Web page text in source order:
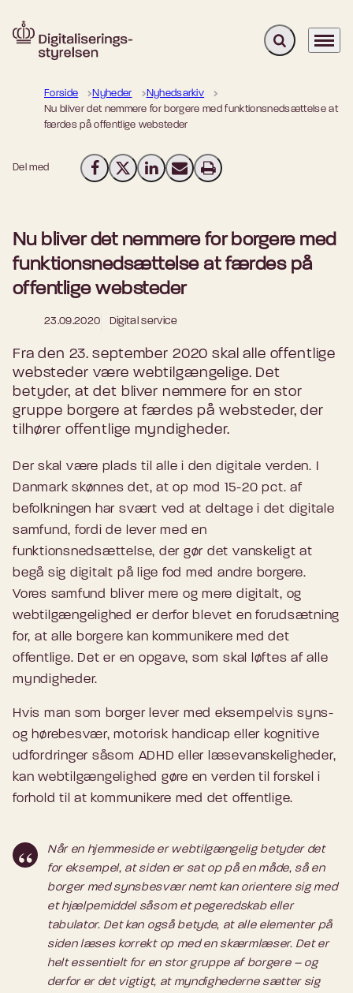
Gå til forsiden Fold søgefelt
Menu
Forside Nyheder
Nyhedsarkiv
Nu bliver det nemmere for borgere med funktionsnedsættelse at
færdes på offentlige websteder
Del med Del på Facebook
Del på X (Twitter)
Del på LinkedIn
Send email
Print
Nu bliver det nemmere for borgere med
funktionsnedsættelse at færdes på
offentlige websteder
23.09.2020 Digital service
Fra den 23. september 2020 skal alle offentlige
websteder være webtilgængelige. Det
betyder, at det bliver nemmere for en stor
gruppe borgere at færdes på websteder, der
tilhører offentlige myndigheder.
Der skal være plads til alle i den digitale verden. I
Danmark skønnes det, at op mod 15-20 pct. af
befolkningen har svært ved at deltage i det digitale
samfund, fordi de lever med en
funktionsnedsættelse, der gør det vanskeligt at
begå sig digitalt på lige fod med andre borgere.
Vores samfund bliver mere og mere digitalt, og
webtilgængelighed er derfor blevet en forudsætning
for, at alle borgere kan kommunikere med det
offentlige. Det er en opgave, som skal løftes af alle
myndigheder.
Hvis man som borger lever med eksempelvis syns-
og hørebesvær, motorisk handicap eller kognitive
udfordringer såsom ADHD eller læsevanskeligheder,
kan webtilgængelighed gøre en verden til forskel i
forhold til at kommunikere med det offentlige.
Når en hjemmeside er webtilgængelig betyder det
for eksempel, at siden er sat op på en måde, så en
borger med synsbesvær nemt kan orientere sig med
et hjælpemiddel såsom et pegeredskab eller
tabulator. Det kan også betyde, at alle elementer på
siden læses korrekt op med en skærmlæser. Det er
helt essentielt for en stor gruppe af borgere – og
derfor er det vigtigt, at myndighederne sætter sig